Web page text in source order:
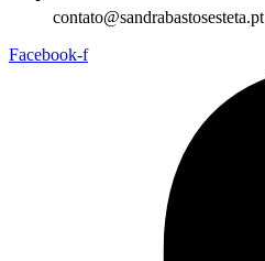
contato@sandrabastosesteta.pt
Facebook-f